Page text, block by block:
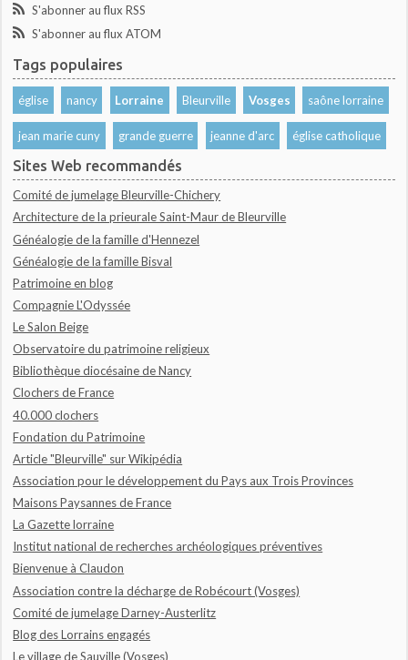
S'abonner au flux RSS
S'abonner au flux ATOM
Tags populaires
église nancy Lorraine Bleurville Vosges saône lorraine
jean marie cuny grande guerre jeanne d'arc église catholique
Sites Web recommandés
Comité de jumelage Bleurville-Chichery
Architecture de la prieurale Saint-Maur de Bleurville
Généalogie de la famille d'Hennezel
Généalogie de la famille Bisval
Patrimoine en blog
Compagnie L'Odyssée
Le Salon Beige
Observatoire du patrimoine religieux
Bibliothèque diocésaine de Nancy
Clochers de France
40.000 clochers
Fondation du Patrimoine
Article "Bleurville" sur Wikipédia
Association pour le développement du Pays aux Trois Provinces
Maisons Paysannes de France
La Gazette lorraine
Institut national de recherches archéologiques préventives
Bienvenue à Claudon
Association contre la décharge de Robécourt (Vosges)
Comité de jumelage Darney-Austerlitz
Blog des Lorrains engagés
Le village de Sauville (Vosges)